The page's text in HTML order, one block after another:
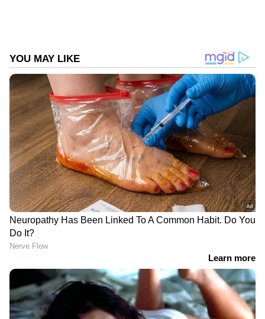
പറയുന്നു. സംഭവത്തിൽ ബദിയടുക്ക പൊലീസ്
അന്വേഷണം ആരംഭിച്ചു. പ്രതികൾക്കായുള്ള
തെരച്ചിൽ ഊർജിതമാക്കിയതായി അധികൃതർ
അറിയിച്ചു.